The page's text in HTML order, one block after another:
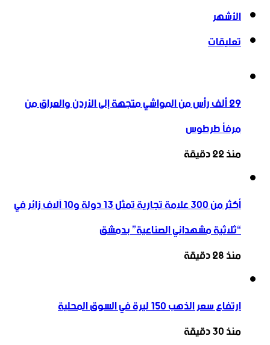
الأشهر
تعليقات
29 ألف رأس من المواشي متجهة إلى الأردن ‏والعراق من
مرفأ طرطوس
منذ 22 دقيقة
أكثر من 300 علامة تجارية تمثل 13 دولة و10 آلاف زائر في
“ثلاثية ‏مشهداني الصناعية” بدمشق
منذ 28 دقيقة
ارتفاع سعر الذهب 150 ليرة في السوق المحلية‎
منذ 30 دقيقة